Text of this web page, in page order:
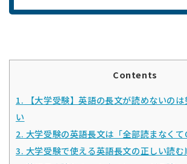
Contents
1. 【大学受験】英語の長文が読めないの
い
2. 大学受験の英語長文は「全部読まなく
3. 大学受験で使える英語長文の正しい読む